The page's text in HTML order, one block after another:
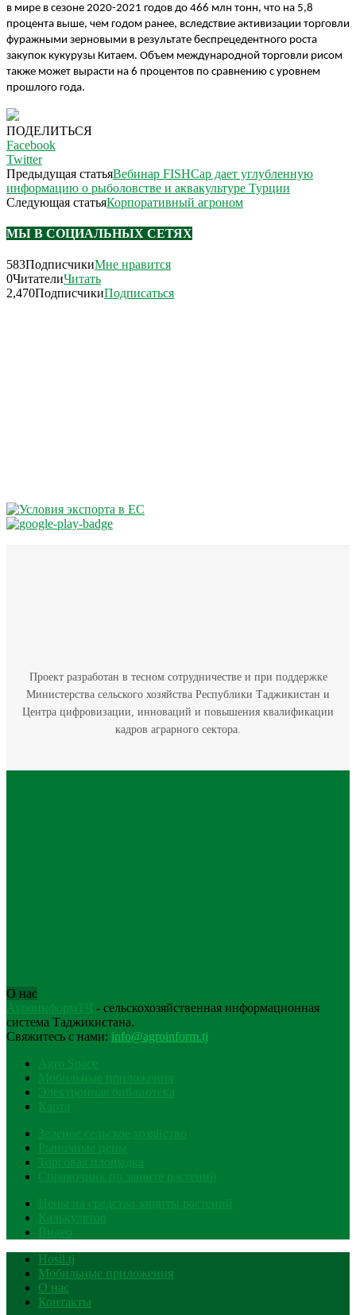
в мире в сезоне 2020-2021 годов до 466 млн тонн, что на 5,8
процента выше, чем годом ранее, вследствие активизации торговли
фуражными зерновыми в результате беспрецедентного роста
закупок кукурузы Китаем. Объем международной торговли рисом
также может вырасти на 6 процентов по сравнению с уровнем
прошлого года.
ПОДЕЛИТЬСЯ
Facebook
Twitter
Предыдущая статьяВебинар FISHCap дает углубленную
информацию о рыболовстве и аквакультуре Турции
Следующая статьяКорпоративный агроном
МЫ В СОЦИАЛЬНЫХ СЕТЯХ
583ПодписчикиМне нравится
0ЧитателиЧитать
2,470ПодписчикиПодписаться
Проект разработан в тесном сотрудничестве и при поддержке
Министерства сельского хозяйства Республики Таджикистан и
Центра цифровизации, инноваций и повышения квалификации
кадров аграрного сектора.
О нас
АгроинформТҶ - сельскохозяйственная информационная
система Таджикистана.
Свяжитесь с нами: info@agroinform.tj
Agro Space
Мобильные приложения
Электронная библиотека
Карта
Зеленое сельское хозяйство
Рыночные цены
Торговая площадка
Справочник по защите растений
Цены на средства защиты растений
Калькулятор
Видео
Hosil.tj
Мобильные приложения
О нас
Контакты